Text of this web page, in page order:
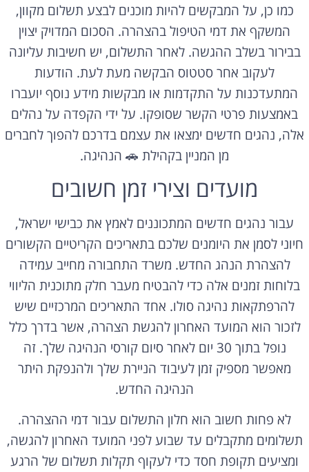
כמו כן, על המבקשים להיות מוכנים לבצע תשלום מקוון,
המשקף את דמי הטיפול בהצהרה. הסכום המדויק יצוין
בבירור בשלב ההגשה. לאחר התשלום, יש חשיבות עליונה
לעקוב אחר סטטוס הבקשה מעת לעת. הודעות
המתעדכנות על התקדמות או מבקשות מידע נוסף יועברו
באמצעות פרטי הקשר שסופקו. על ידי הקפדה על נהלים
אלה, נהגים חדשים ימצאו את עצמם בדרכם להפוך לחברים
מן המניין בקהילת 🚗 הנהיגה.
מועדים וצירי זמן חשובים
עבור נהגים חדשים המתכוננים לאמץ את כבישי ישראל,
חיוני לסמן את היומנים שלכם בתאריכים הקריטיים הקשורים
להצהרת הנהג החדש. משרד התחבורה מחייב עמידה
בלוחות זמנים אלה כדי להבטיח מעבר חלק מתוכנית הליווי
להרפתקאות נהיגה סולו. אחד התאריכים המרכזיים שיש
לזכור הוא המועד האחרון להגשת הצהרה, אשר בדרך כלל
נופל בתוך 30 יום לאחר סיום קורסי הנהיגה שלך. זה
מאפשר מספיק זמן לעיבוד הניירת שלך ולהנפקת היתר
הנהיגה החדש.
לא פחות חשוב הוא חלון התשלום עבור דמי ההצהרה.
תשלומים מתקבלים עד שבוע לפני המועד האחרון להגשה,
ומציעים תקופת חסד כדי לעקוף תקלות תשלום של הרגע